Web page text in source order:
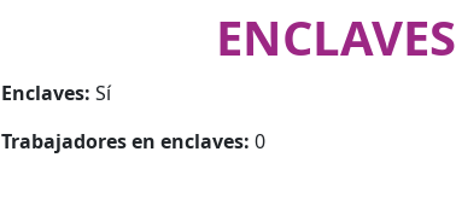
ENCLAVES
Enclaves: Sí
Trabajadores en enclaves: 0